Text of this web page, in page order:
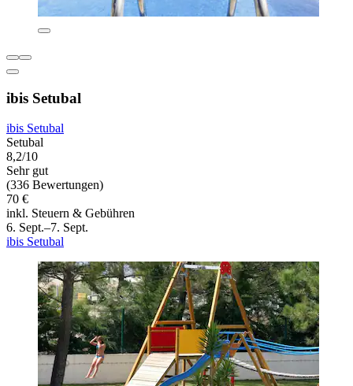
ibis Setubal
ibis Setubal
Setubal
8,2/10
Sehr gut
(336 Bewertungen)
70 €
inkl. Steuern & Gebühren
6. Sept.–7. Sept.
ibis Setubal